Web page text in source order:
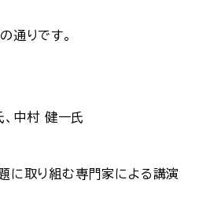
通りです。
、中村 健一氏
に取り組む専門家による講演